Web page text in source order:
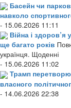
Басейн чи
навколо
- 15.06.2026 11:11
Війна і здоров’я
ще багато років
українця. Щоденні
- 15.06.2026 11:02
Трамп
власного
- 14.06.2026 22:38